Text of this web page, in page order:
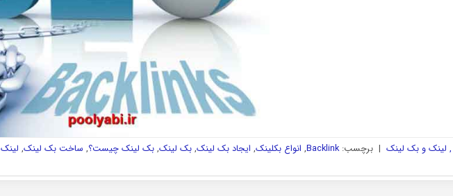
, لینک و بک لینک | برچسب:Backlink
, انواع بکلینک, ایجاد بک لینک,بک لینک,بک لینک چیست؟, ساخت بک لینک,